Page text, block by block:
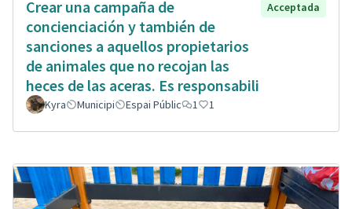
Crear una campaña de
concienciación y también de
sanciones a aquellos propietarios
de animales que no recojan las
heces de las aceras. Es responsabili
Acceptada
Kyra Municipi Espai Públic 1 1